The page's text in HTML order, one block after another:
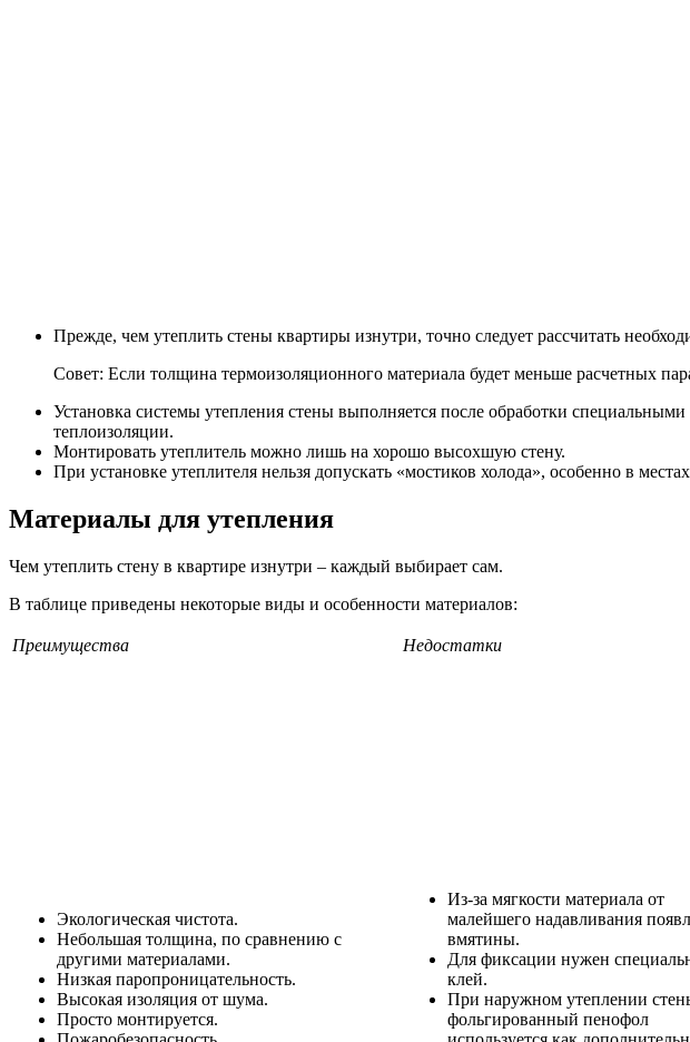
Прежде, чем утеплить стены квартиры изнутри, точно следует рассчитать
Совет: Если толщина термоизоляционного материала будет меньше расчетных
Установка системы утепления стены выполняется после обработки
теплоизоляции.
Монтировать утеплитель можно лишь на хорошо высохшую стену.
При установке утеплителя нельзя допускать «мостиков холода», особенно в
Материалы для утепления
Чем утеплить стену в квартире изнутри – каждый выбирает сам.
В таблице приведены некоторые виды и особенности материалов:
Преимущества Недостатки
Экологическая чистота.
Небольшая толщина, по сравнению с
другими материалами.
Низкая паропроницательность.
Высокая изоляция от шума.
Просто монтируется.
Из-за мягкости материала от
малейшего надавливания
вмятины.
Для фиксации нужен
клей.
При наружном утеплении
фольгированный пенофол